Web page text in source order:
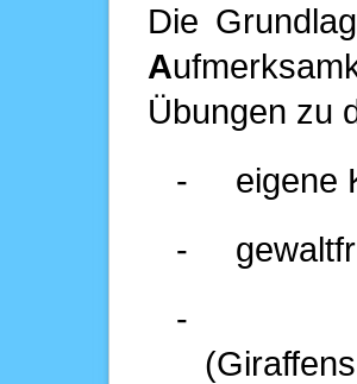
Die
A
Übungen zu
-
eigene
-
-